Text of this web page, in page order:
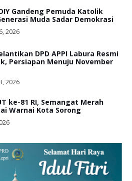
Gandeng Pemuda Katolik
Muda Sadar Demokrasi
2026
DPD APPI Labura Resmi
Persiapan Menuju November
2026
ke-81 RI, Semangat Merah
Warnai Kota Sorong